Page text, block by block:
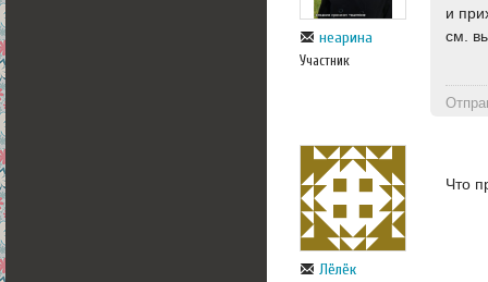
неарина
Участник
и
см.
Лёлёк
Что